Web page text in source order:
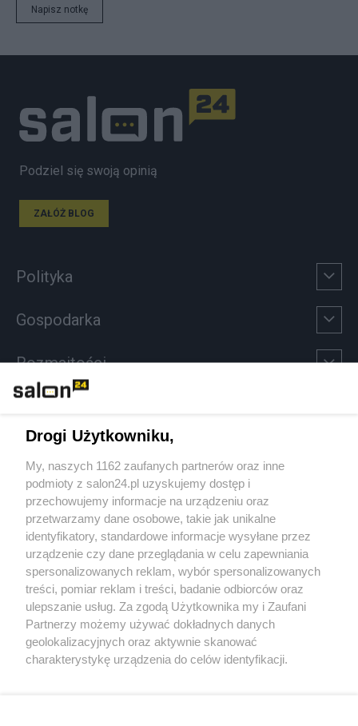
Napisz notkę
Podziel się swoją opinią
ZAŁÓŻ BLOG
Polityka
Gospodarka
Rozmaitości
Sport
Społeczeństwo
Kultura
X Facebook Instagram Youtube
Drogi Użytkowniku,
My, naszych 1162 zaufanych partnerów oraz inne
podmioty z salon24.pl uzyskujemy dostęp i
przechowujemy informacje na urządzeniu oraz
przetwarzamy dane osobowe, takie jak unikalne
identyfikatory, standardowe informacje wysyłane przez
urządzenie czy dane przeglądania w celu zapewniania
spersonalizowanych reklam, wybór spersonalizowanych
treści, pomiar reklam i treści, badanie odbiorców oraz
ulepszanie usług. Za zgodą Użytkownika my i Zaufani
Partnerzy możemy używać dokładnych danych
geolokalizacyjnych oraz aktywnie skanować
charakterystykę urządzenia do celów identyfikacji.